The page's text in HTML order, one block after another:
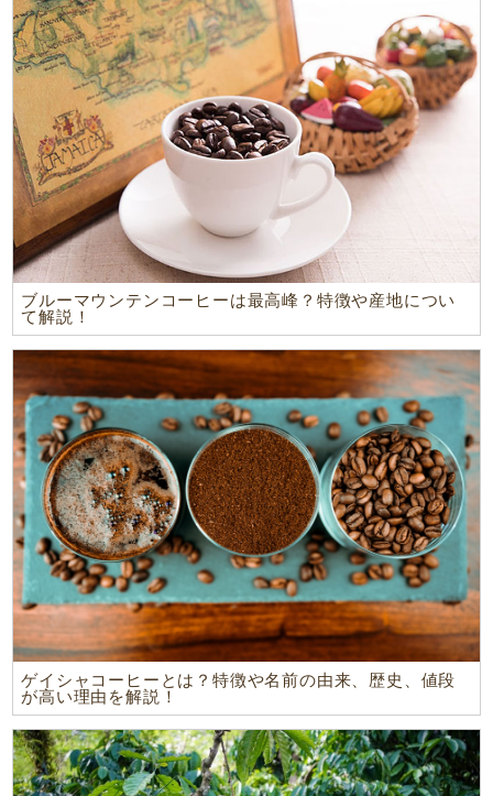
ブルーマウンテンコーヒーは最高峰？特徴や産地につい
て解説！
ゲイシャコーヒーとは？特徴や名前の由来、歴史、値段
が高い理由を解説！